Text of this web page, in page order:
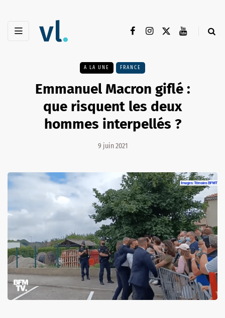
A LA UNE FRANCE
Emmanuel Macron giflé :
que risquent les deux
hommes interpellés ?
9 juin 2021